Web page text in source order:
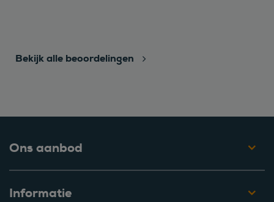
Bekijk alle beoordelingen
Ons aanbod
Informatie